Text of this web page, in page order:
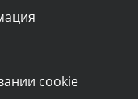
cookie